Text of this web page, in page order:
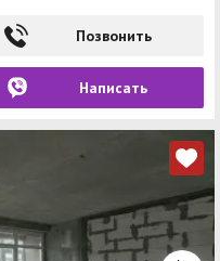
Позвонить
Написать